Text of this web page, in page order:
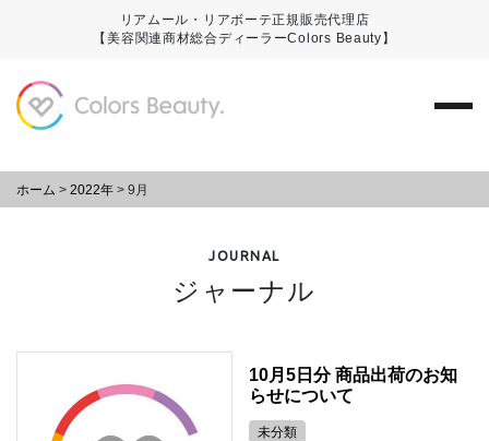
リアムール・リアボーテ正規販売代理店
【美容関連商材総合ディーラーColors Beauty】
ホーム > 2022年 > 9月
JOURNAL
ジャーナル
10月5日分 商品出荷のお知
らせについて
未分類